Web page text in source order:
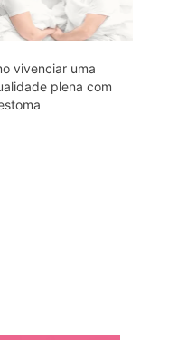
vivenciar uma
plena com